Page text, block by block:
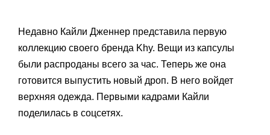
Недавно Кайли Дженнер представила первую
коллекцию своего бренда Khy. Вещи из капсулы
были распроданы всего за час. Теперь же она
готовится выпустить новый дроп. В него войдет
верхняя одежда. Первыми кадрами Кайли
поделилась в соцсетях.